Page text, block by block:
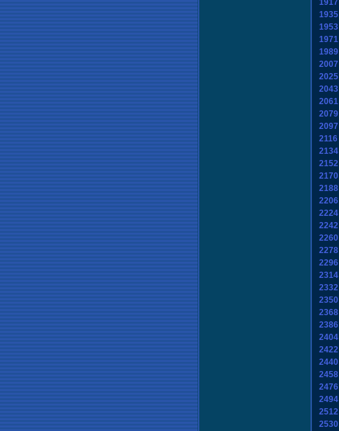
1917
1935
1953
1971
1989
2007
2025
2043
2061
2079
2097
2116
2134
2152
2170
2188
2206
2224
2242
2260
2278
2296
2314
2332
2350
2368
2386
2404
2422
2440
2458
2476
2494
2512
2530